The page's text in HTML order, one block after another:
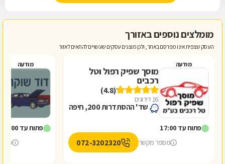
מומלצים נוספים באזורך
העסק שצפית אינו מפרסם באתר, ולכן מוצגים עסקים שעשויים להתאים לאזור
מודעה
מוסך שפיק רפול וטל
רכבים
(4.8)
16 דירוגים
שד' ההסתדרות 200, חיפה
פתוח עד 17:00
מספר מקשר
072-3202320
מודעה
פתוח עד 16:00